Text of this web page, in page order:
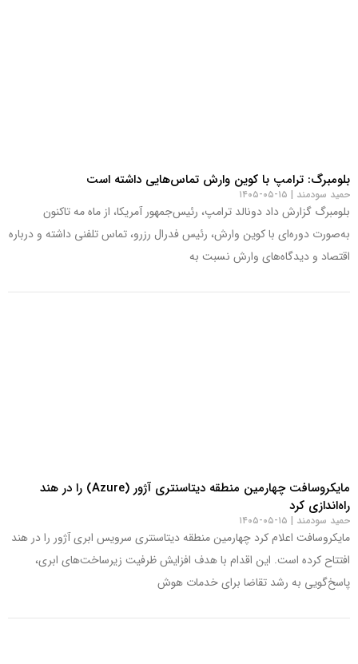
بلومبرگ: ترامپ با کوین وارش تماس‌هایی داشته است
حمید سودمند ۱۵-۰۵-۱۴۰۵
بلومبرگ گزارش داد دونالد ترامپ، رئیس‌جمهور آمریکا، از ماه مه تاکنون
به‌صورت دوره‌ای با کوین وارش، رئیس فدرال رزرو، تماس تلفنی داشته و درباره
اقتصاد و دیدگاه‌های وارش نسبت به
مایکروسافت چهارمین منطقه دیتاسنتری آژور (Azure) را در هند
راه‌اندازی کرد
حمید سودمند ۱۵-۰۵-۱۴۰۵
مایکروسافت اعلام کرد چهارمین منطقه دیتاسنتری سرویس ابری آژور را در هند
افتتاح کرده است. این اقدام با هدف افزایش ظرفیت زیرساخت‌های ابری،
پاسخ‌گویی به رشد تقاضا برای خدمات هوش